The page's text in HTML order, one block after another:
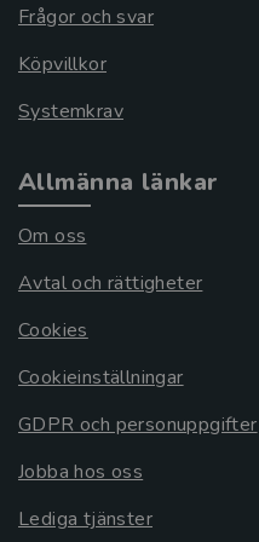
Frågor och svar
Köpvillkor
Systemkrav
Allmänna länkar
Om oss
Avtal och rättigheter
Cookies
Cookieinställningar
GDPR och personuppgifter
Jobba hos oss
Lediga tjänster